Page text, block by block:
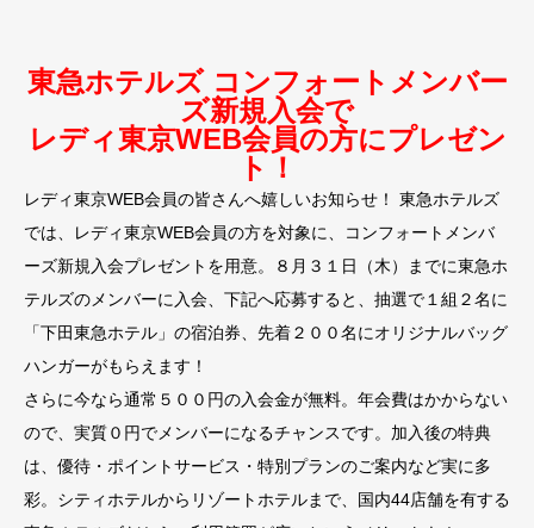
東急ホテルズ コンフォートメンバー
ズ新規入会で
レディ東京WEB会員の方にプレゼン
ト！
レディ東京WEB会員の皆さんへ嬉しいお知らせ！ 東急ホテルズ
では、レディ東京WEB会員の方を対象に、コンフォートメンバ
ーズ新規入会プレゼントを用意。８月３１日（木）までに東急ホ
テルズのメンバーに入会、下記へ応募すると、抽選で１組２名に
「下田東急ホテル 」の宿泊券、先着２００名にオリジナルバッグ
ハンガーがもらえます！
さらに今なら通常５００円の入会金が無料。年会費はかからない
ので、実質０円でメンバーになるチャンスです。加入後の特典
は、優待・ポイントサービス・特別プランのご案内など実に多
彩。シティホテルからリゾートホテルまで、国内44店舗を有する